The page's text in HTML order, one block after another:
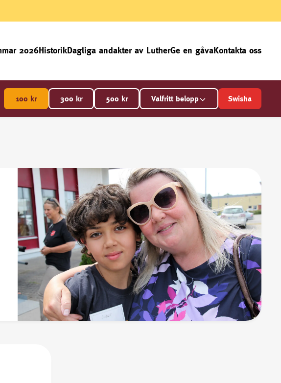
2026HistorikDagliga andakter av LutherGe en gåvaKontakta oss
100 kr 300 kr 500 kr Valfritt belopp Swisha